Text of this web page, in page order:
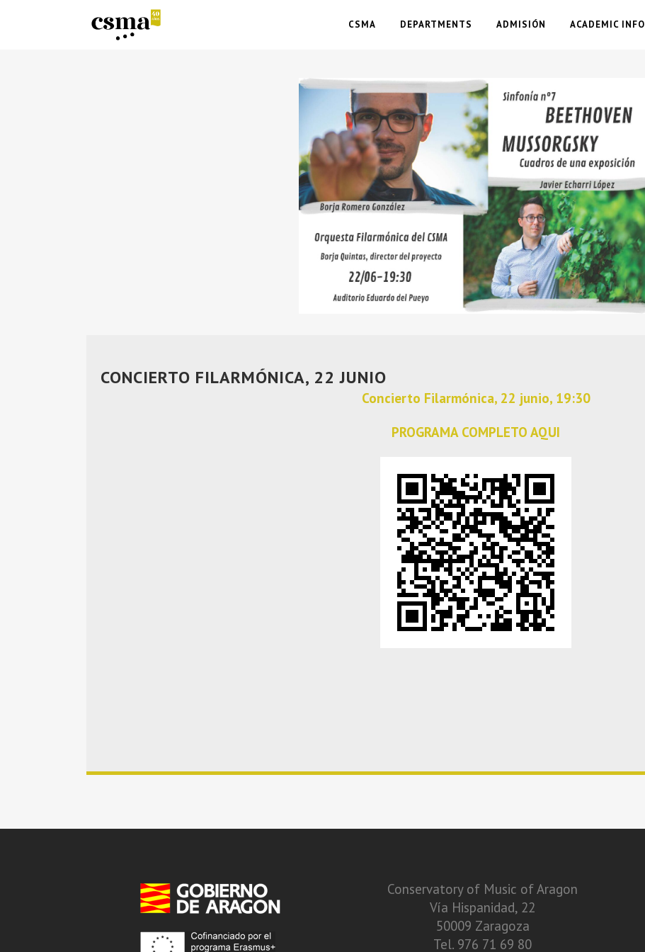
CSMA DEPARTMENTS ADMISIÓN ACADEMIC INFO
CONCIERTO FILARMÓNICA, 22 JUNIO
Concierto Filarmónica, 22 junio, 19:30
PROGRAMA COMPLETO AQUI
Conservatory of Music of Aragon
Vía Hispanidad, 22
50009 Zaragoza
Tel. 976 71 69 80